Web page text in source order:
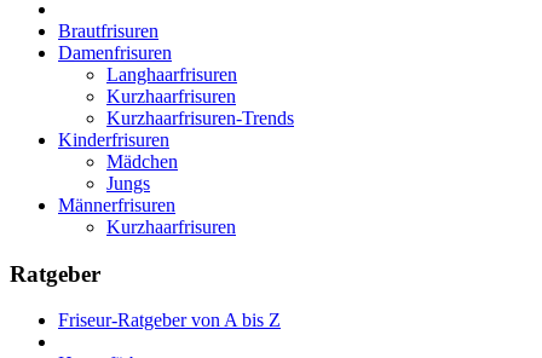
Brautfrisuren
Damenfrisuren
Langhaarfrisuren
Kurzhaarfrisuren
Kurzhaarfrisuren-Trends
Kinderfrisuren
Mädchen
Jungs
Männerfrisuren
Kurzhaarfrisuren
Ratgeber
Friseur-Ratgeber von A bis Z